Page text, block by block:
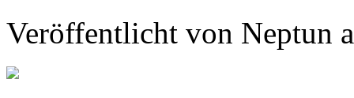
Veröffentlicht von Neptun